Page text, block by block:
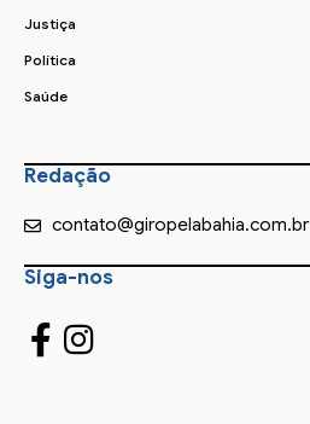
Justiça
Política
Saúde
Redação
contato@giropelabahia.com.br
Siga-nos